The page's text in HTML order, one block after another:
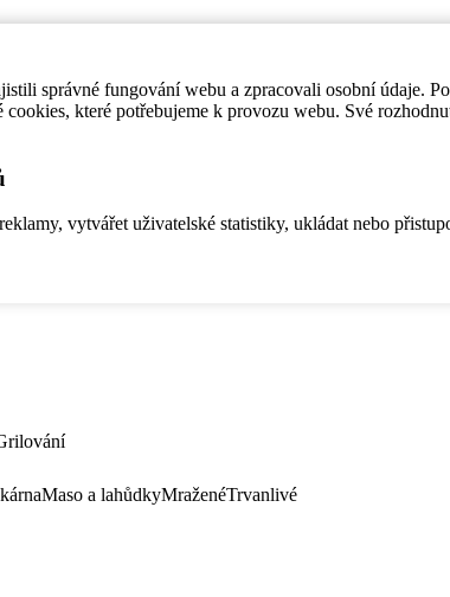
správné fungování webu a zpracovali osobní údaje.
které potřebujeme k provozu webu. Své
vytvářet uživatelské statistiky, ukládat nebo
Maso a lahůdkyMraženéTrvanlivé